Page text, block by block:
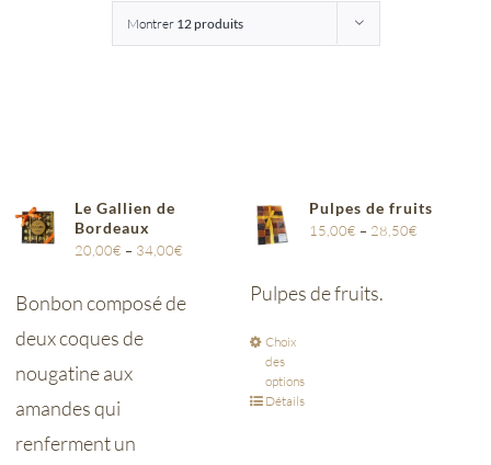
Montrer 12 produits
Le Gallien de
Bordeaux
20,00€ – 34,00€
Bonbon composé de
deux coques de
nougatine aux
amandes qui
renferment un
Pulpes de fruits
15,00€ – 28,50€
Pulpes de fruits.
Choix
des
options
Détails